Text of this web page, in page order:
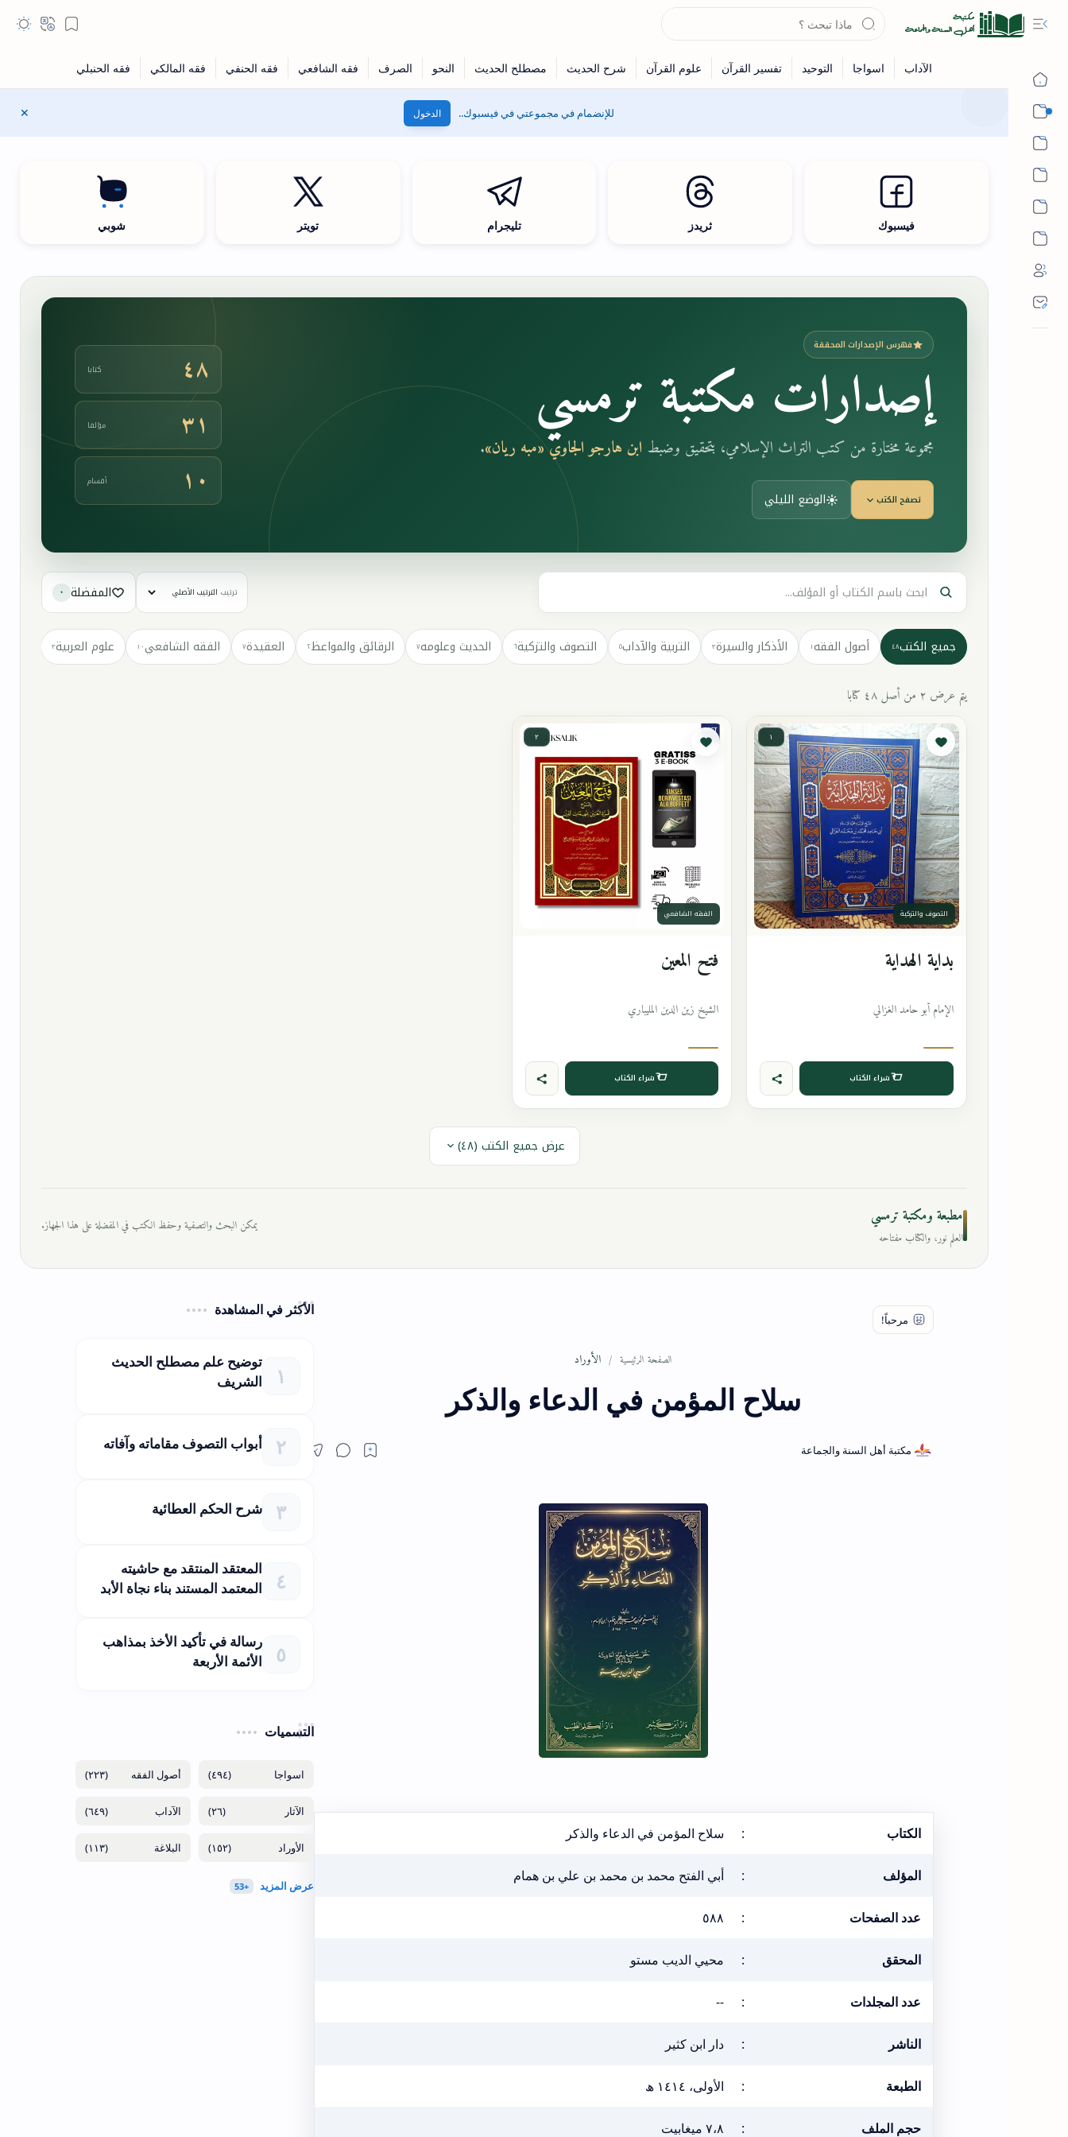
للإنضمام في مجموعتي في فيسبوك.. الدخول
فيسبوك ثريدز تليجرام تويتر شوبي
فهرس الإصدارات المحققة
إصدارات مكتبة ترمسي
مجموعة مختارة من كتب التراث الإسلامي، بتحقيق وضبط ابن هارجو الجاوي «مبه ريان».
تصفح الكتب الوضع الليلي
٤٨ كتابا
٣١ مؤلفا
١٠ أقسام
ترتيب المفضلة ٠
جميع الكتب٤٨ أصول الفقه١ الأذكار والسيرة٣ التربية والآداب٥ التصوف والتزكية٦ الحديث وعلومه٧ الرقائق والمواعظ٢ العقيدة٧ الفقه الشافعي١٠ علوم العربية٣
يتم عرض ٢ من أصل ٤٨ كتابا
١
التصوف والتزكية
بداية الهداية
الإمام أبو حامد الغزالي
شراء الكتاب
٢
الفقه الشافعي
فتح المعين
الشيخ زين الدين المليباري
شراء الكتاب
عرض جميع الكتب (٤٨)
مطبعة ومكتبة ترمسي
العلم نور، والكتاب مفتاحه
يمكن البحث والتصفية وحفظ الكتب في المفضلة على هذا الجهاز.
الصفحة الرئيسية الأوراد
سلاح المؤمن في الدعاء والذكر
الكتاب : سلاح المؤمن في الدعاء والذكر
المؤلف : أبي الفتح محمد بن محمد بن علي بن همام
عدد الصفحات : ٥٨٨
المحقق : محيي الديب مستو
عدد المجلدات :
--
الناشر : دار ابن كثير
الطبعة : الأولى، ١٤١٤ ھ
حجم الملف : ٧،٨ ميغابيت
الأكثر في المشاهدة
توضيح علم مصطلح الحديث
الشريف
أبواب التصوف مقاماته وآفاته
شرح الحكم العطائية
المعتقد المنتقد مع حاشيته
المعتمد المستند بناء نجاة الأبد
رسالة في تأكيد الأخذ بمذاهب
الأئمة الأربعة
التسميات
(٤٩٤) (٢٢٣)
(٢٦) (٦٤٩)
(١٥٢) (١١٣)